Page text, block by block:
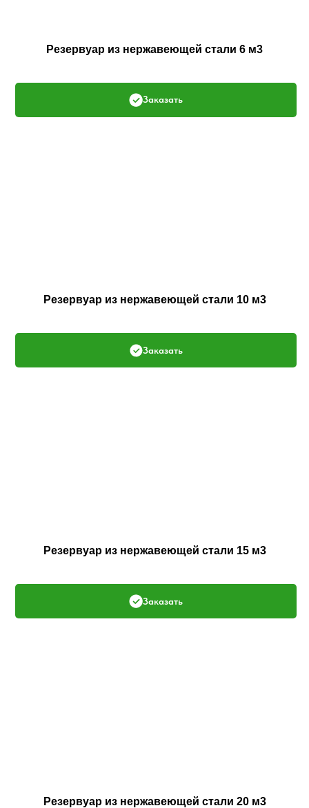
Резервуар из нержавеющей стали 6 м3
Заказать
Резервуар из нержавеющей стали 10 м3
Заказать
Резервуар из нержавеющей стали 15 м3
Заказать
Резервуар из нержавеющей стали 20 м3